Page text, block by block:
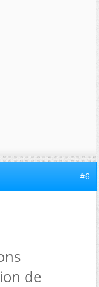
#6
de